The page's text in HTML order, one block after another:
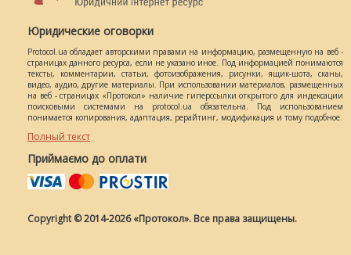
Юридические оговорки
Protocol.ua обладает авторскими правами на информацию, размещенную на веб -
страницах данного ресурса, если не указано иное. Под информацией понимаются
тексты, комментарии, статьи, фотоизображения, рисунки, ящик-шота, сканы,
видео, аудио, другие материалы. При использовании материалов, размещенных
на веб - страницах «Протокол» наличие гиперссылки открытого для индексации
поисковыми системами на protocol.ua обязательна. Под использованием
понимается копирования, адаптация, рерайтинг, модификация и тому подобное.
Полный текст
Приймаємо до оплати
Copyright © 2014-2026 «Протокол». Все права защищены.